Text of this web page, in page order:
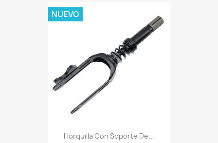
Horquilla Con Soporte De...
NUEVO